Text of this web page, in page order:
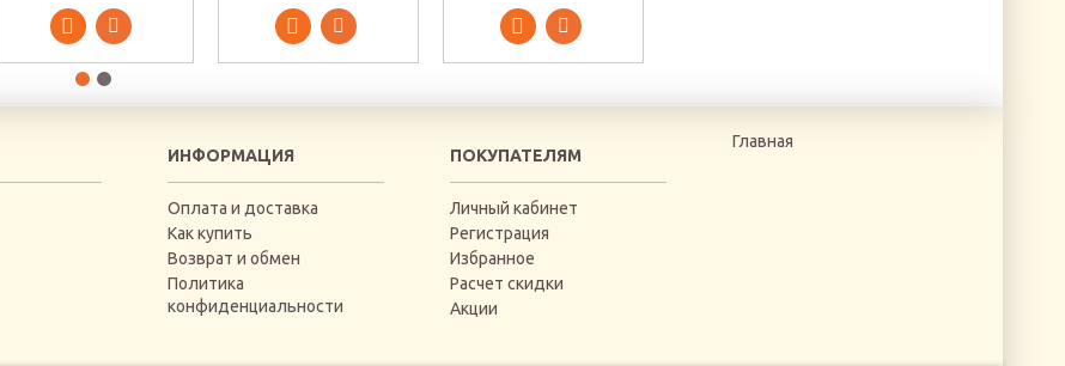
ИНФОРМАЦИЯ
Оплата и доставка
Как купить
Возврат и обмен
Политика
конфиденциальности
ПОКУПАТЕЛЯМ
Личный кабинет
Регистрация
Избранное
Расчет скидки
Акции
Главная